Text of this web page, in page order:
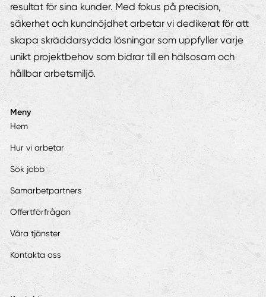
resultat för sina kunder. Med fokus på precision,
säkerhet och kundnöjdhet arbetar vi dedikerat för att
skapa skräddarsydda lösningar som uppfyller varje
unikt projektbehov som bidrar till en hälsosam och
hållbar arbetsmiljö.
Meny
Hem
Hur vi arbetar
Sök jobb
Samarbetpartners
Offertförfrågan
Våra tjänster
Kontakta oss